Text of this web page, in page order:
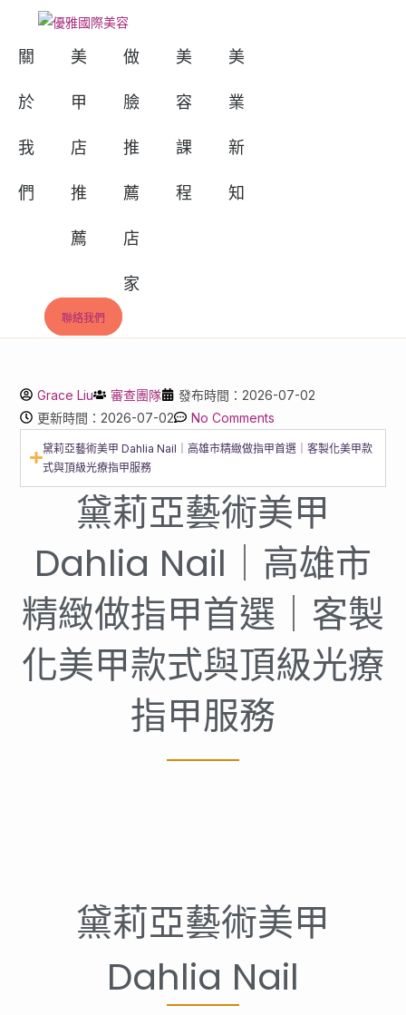
content
關
於
我
們
美
甲
店
推
薦
做
臉
推
薦
店
家
美
容
課
程
美
業
新
知
聯絡我們
Grace Liu 審查團隊
發布時間：2026-07-02
更新時間：2026-07-02
No Comments
黛莉亞藝術美甲 Dahlia Nail｜高雄市精緻做指甲首選｜客製化美甲款
式與頂級光療指甲服務
黛莉亞藝術美甲
Dahlia Nail｜高雄市
精緻做指甲首選｜客製
化美甲款式與頂級光療
指甲服務
黛莉亞藝術美甲
Dahlia Nail